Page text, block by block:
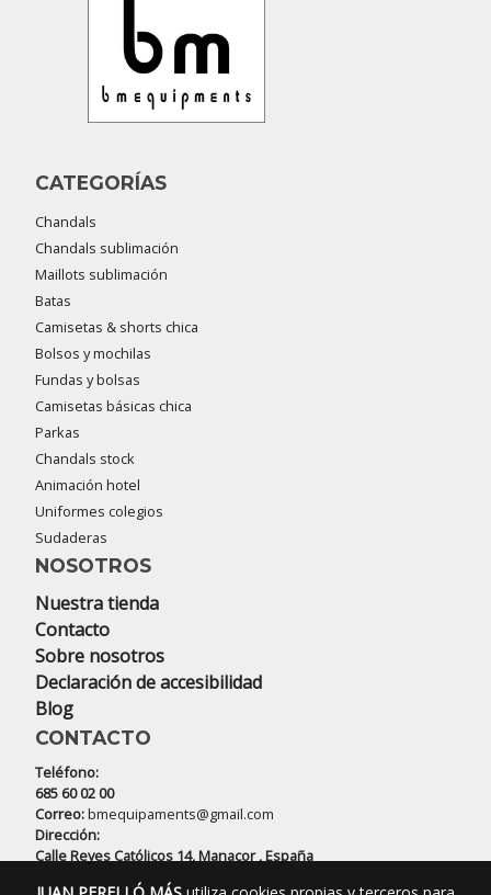
CATEGORÍAS
Chandals
Chandals sublimación
Maillots sublimación
Batas
Camisetas & shorts chica
Bolsos y mochilas
Fundas y bolsas
Camisetas básicas chica
Parkas
Chandals stock
Animación hotel
Uniformes colegios
Sudaderas
NOSOTROS
Nuestra tienda
Contacto
Sobre nosotros
Declaración de accesibilidad
Blog
CONTACTO
Teléfono:
685 60 02 00
Correo:bmequipaments@gmail.com
Dirección:
Calle Reyes Católicos 14, Manacor , España